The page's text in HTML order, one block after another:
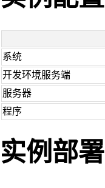
系统
开发环境服务端
服务器
程序
实例部署